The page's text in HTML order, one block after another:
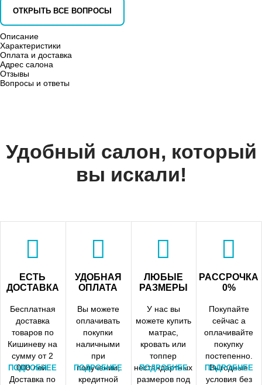
ОТКРЫТЬ ВСЕ ВОПРОСЫ
Описание
Характеристики
Оплата и доставка
Адрес салона
Отзывы
Вопросы и ответы
Удобный салон, который
вы искали!
ЕСТЬ
ДОСТАВКА
Бесплатная
доставка
товаров по
Кишиневу на
сумму от 2
000 лей.
Доставка по
ПОДРОБНЕЕ
УДОБНАЯ
ОПЛАТА
Вы можете
оплачивать
покупки
наличными
при
получении,
кредитной
ПОДРОБНЕЕ
ЛЮБЫЕ
РАЗМЕРЫ
У нас вы
можете купить
матрас,
кровать или
топпер
нестандартных
размеров под
ПОДРОБНЕЕ
РАССРОЧКА
0%
Покупайте
сейчас а
оплачивайте
покупку
постепенно.
Выгодные
условия без
ПОДРОБНЕЕ